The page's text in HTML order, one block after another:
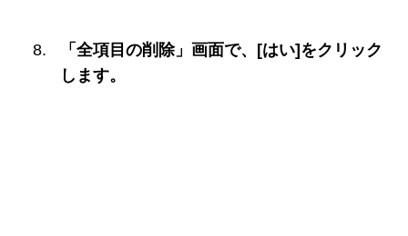
「全項目の削除」画面で、[はい]をクリック
します。